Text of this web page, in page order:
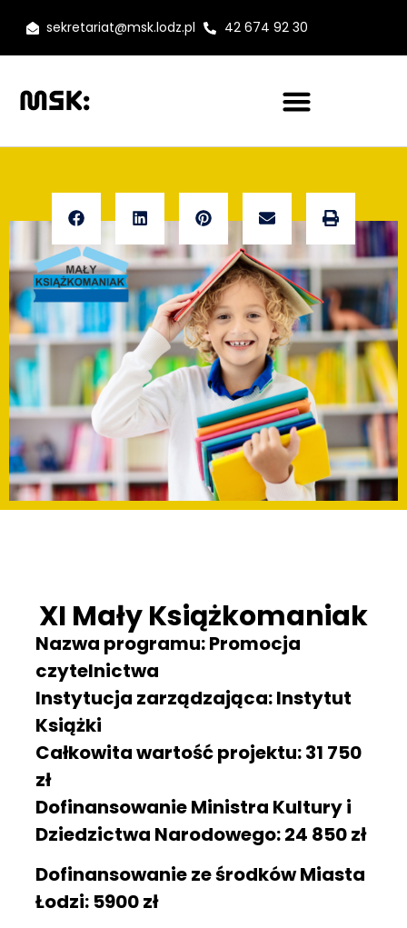
sekretariat@msk.lodz.pl 42 674 92 30
XI Mały Książkomaniak
Nazwa programu: Promocja
czytelnictwa
Instytucja zarządzająca: Instytut
Książki
Całkowita wartość projektu: 31 750
zł
Dofinansowanie Ministra Kultury i
Dziedzictwa Narodowego: 24 850 zł
Dofinansowanie ze środków Miasta
Łodzi: 5900 zł